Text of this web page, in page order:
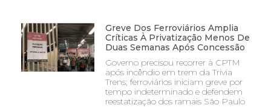
Greve Dos Ferroviários Amplia
Críticas À Privatização Menos De
Duas Semanas Após Concessão
Governo precisou recorrer à CPTM
após incêndio em trem da Trivia
Trens; ferroviários iniciam greve por
tempo indeterminado e defendem
reestatização dos ramais São Paulo